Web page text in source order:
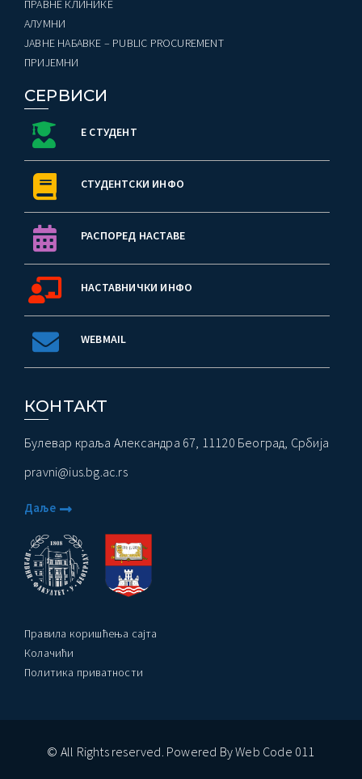
ПРАВНЕ КЛИНИКЕ
AЛУМНИ
ЈАВНЕ НАБАВКЕ – PUBLIC PROCUREMENT
ПРИЈЕМНИ
СЕРВИСИ
Е СТУДЕНТ
СТУДЕНТСКИ ИНФО
РАСПОРЕД НАСТАВЕ
НАСТАВНИЧКИ ИНФО
WEBMAIL
КОНТАКТ
Булевар краља Александра 67, 11120 Београд, Србија
pravni@ius.bg.ac.rs
Даље
Правила коришћења сајта
Колачићи
Политика приватности
© All Rights reserved. Powered By Web Code 011